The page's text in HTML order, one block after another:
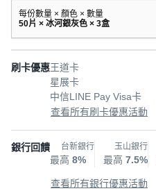
每份數量 × 顏色 × 數量
50片 × 冰河銀灰色 × 3盒
刷卡優惠王道卡
星展卡
中信LINE Pay Visa卡
查看所有刷卡優惠活動
銀行回饋 台新銀行
最高 8%
玉山銀行
最高 7.5%
查看所有銀行優惠活動